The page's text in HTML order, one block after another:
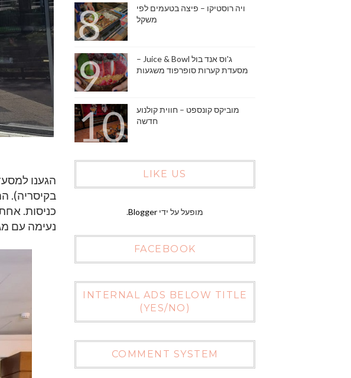
הגענו
בקיסריה).
כניסות.
נעימה עם
ויה רוסטיקו – פיצה בטעמים לפי
משקל
ג'וס אנד בול Juice & Bowl –
מסעדת קערות סופרפוד משגעות
מוביקס קונספט – חווית קולנוע
חדשה
LIKE US
מופעל על ידי Blogger
.
FACEBOOK
INTERNAL ADS BELOW TITLE
(YES/NO)
COMMENT SYSTEM